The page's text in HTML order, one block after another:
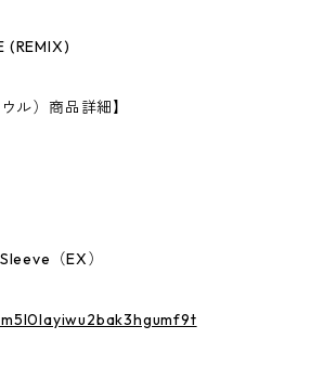
(REMIX)
ル）商品詳細】
（EX）